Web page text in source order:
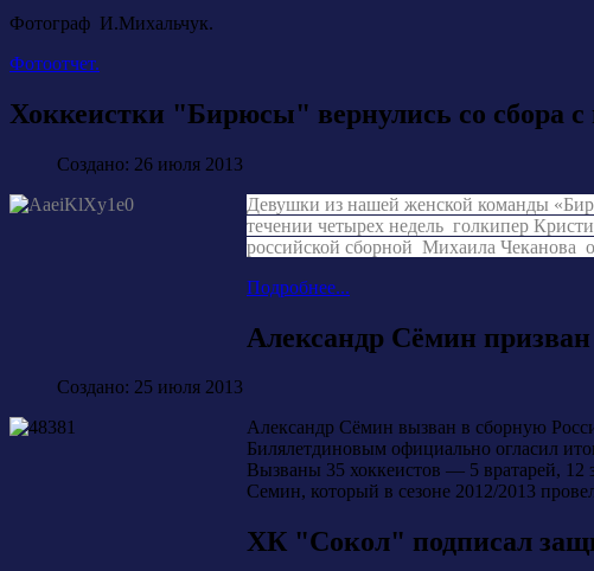
Фотограф И.Михальчук.
Фотоотчет.
Хоккеистки "Бирюсы" вернулись со сбора
Создано: 26 июля 2013
Девушки из нашей женской команды
течении четырех недель голкипер
российской сборной Михаила Чеканова
Подробнее...
Александр Сёмин
Создано: 25 июля 2013
Александр Сёмин вызван в сборную
Билялетдиновым официально огласил
Вызваны 35 хоккеистов — 5 вратарей,
Семин, который в сезоне 2012/2013
ХК "Сокол" подписал